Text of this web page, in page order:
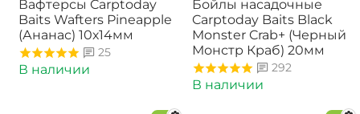
Вафтерсы Carptoday
Baits Wafters Pineapple
(Ананас) 10х14мм
25
В наличии
Бойлы насадочные
Carptoday Baits Black
Monster Crab+ (Черный
Монстр Краб) 20мм
292
В наличии